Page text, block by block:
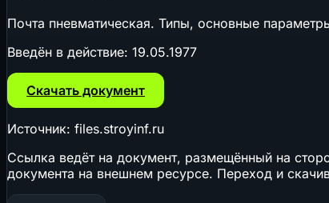
Почта пневматическая. Типы, основные
Введён в действие: 19.05.1977
Скачать документ
Источник: files.stroyinf.ru
Ссылка ведёт на документ, размещённый на
документа на внешнем ресурсе. Переход и